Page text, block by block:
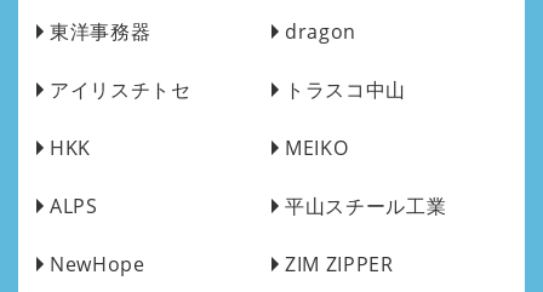
東洋事務器 dragon
アイリスチトセ トラスコ中山
HKK MEIKO
ALPS 平山スチール工業
NewHope ZIM ZIPPER